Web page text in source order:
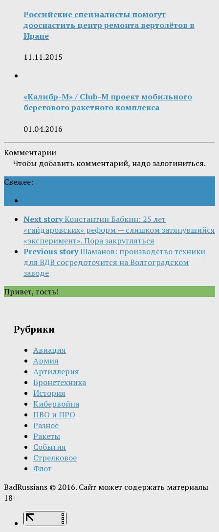
Российские специалисты помогут
дооснастить центр ремонта вертолётов в
Иране
11.11.2015
«Калибр-М» / Club-M проект мобильного
берегового ракетного комплекса
01.04.2016
Комментарии
Чтобы добавить комментарий, надо залогиниться.
Свежее:
Next storyКонстантин Бабкин: 25 лет
«гайдаровских» реформ — слишком затянувшийся
«эксперимент». Пора закругляться
Previous story Шаманов: производство техники
для ВДВ сосредоточится на Волгоградском
заводе
Привет, гость!
Рубрики
Авиация
Армия
Артиллерия
Бронетехника
История
Кибервойна
ПВО и ПРО
Разное
Ракеты
События
Стрелковое
Флот
BadRussians © 2016. Сайт может содержать материалы
18+